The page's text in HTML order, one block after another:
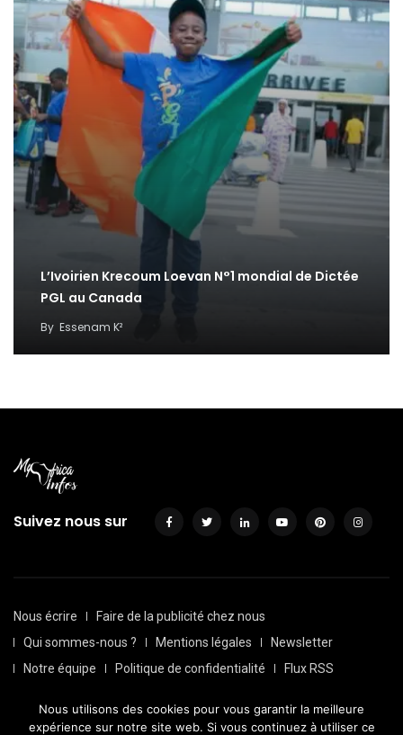
L’Ivoirien Krecoum Loevan N°1 mondial de Dictée
PGL au Canada
By Essenam K²
Suivez nous sur
Nous écrire
Faire de la publicité chez nous
Qui sommes-nous ?
Mentions légales
Newsletter
Notre équipe
Politique de confidentialité
Flux RSS
© Depuis 2016, Myafricainfos. Tout droits réservés | Fait avec
Nous utilisons des cookies pour vous garantir la meilleure
expérience sur notre site web. Si vous continuez à utiliser ce